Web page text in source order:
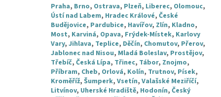
Praha, Brno, Ostrava, Plzeň, Liberec, Olomouc,
Ústí nad Labem, Hradec Králové, České
Budějovice, Pardubice, Havířov, Zlín, Kladno,
Most, Karviná, Opava, Frýdek-Místek, Karlovy
Vary, Jihlava, Teplice, Děčín, Chomutov, Přerov,
Jablonec nad Nisou, Mladá Boleslav, Prostějov,
Třebíč, Česká Lípa, Třinec, Tábor, Znojmo,
Příbram, Cheb, Orlová, Kolín, Trutnov, Písek,
Kroměříž, Šumperk, Vsetín, Valašské Meziříčí,
Litvínov, Uherské Hradiště, Hodonín, Český